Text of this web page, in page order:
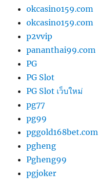
okcasino159.com
okcasino159.com
p2vvip
pananthai99.com
PG
PG Slot
PG Slot เว็บใหม่
pg77
pg99
pggold168bet.com
pgheng
Pgheng99
pgjoker